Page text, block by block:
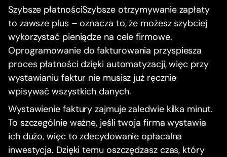
Szybsze płatnościSzybsze otrzymywanie zapłaty
to zawsze plus – oznacza to, że możesz szybciej
wykorzystać pieniądze na cele firmowe.
Oprogramowanie do fakturowania przyspiesza
proces płatności dzięki automatyzacji, więc przy
wystawianiu faktur nie musisz już ręcznie
wpisywać wszystkich danych.
Wystawienie faktury zajmuje zaledwie kilka minut.
To szczególnie ważne, jeśli twoja firma wystawia
ich dużo, więc to zdecydowanie opłacalna
inwestycja. Dzięki temu oszczędzasz czas, który